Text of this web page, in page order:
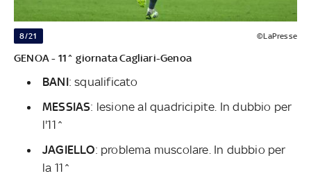
8/21 ©LaPresse
GENOA - 11^ giornata Cagliari-Genoa
BANI: squalificato
MESSIAS: lesione al quadricipite. In dubbio per
l'11^
JAGIELLO: problema muscolare. In dubbio per
la 11^